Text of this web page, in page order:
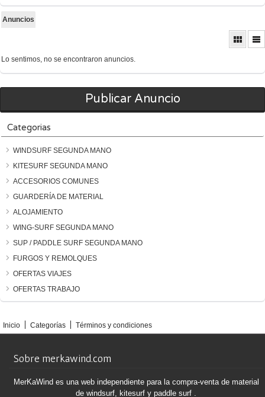
Anuncios
Lo sentimos, no se encontraron anuncios.
Publicar Anuncio
Categorias
WINDSURF SEGUNDA MANO
KITESURF SEGUNDA MANO
ACCESORIOS COMUNES
GUARDERÍA DE MATERIAL
ALOJAMIENTO
WING-SURF SEGUNDA MANO
SUP / PADDLE SURF SEGUNDA MANO
FURGOS Y REMOLQUES
OFERTAS VIAJES
OFERTAS TRABAJO
Inicio Categorías Términos y condiciones
Sobre merkawind.com
MerKaWind es una web independiente para la compra-venta de material
de windsurf, kitesurf y paddle surf .